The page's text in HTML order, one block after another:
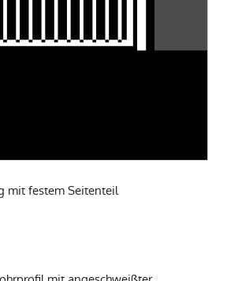
mit festem Seitenteil